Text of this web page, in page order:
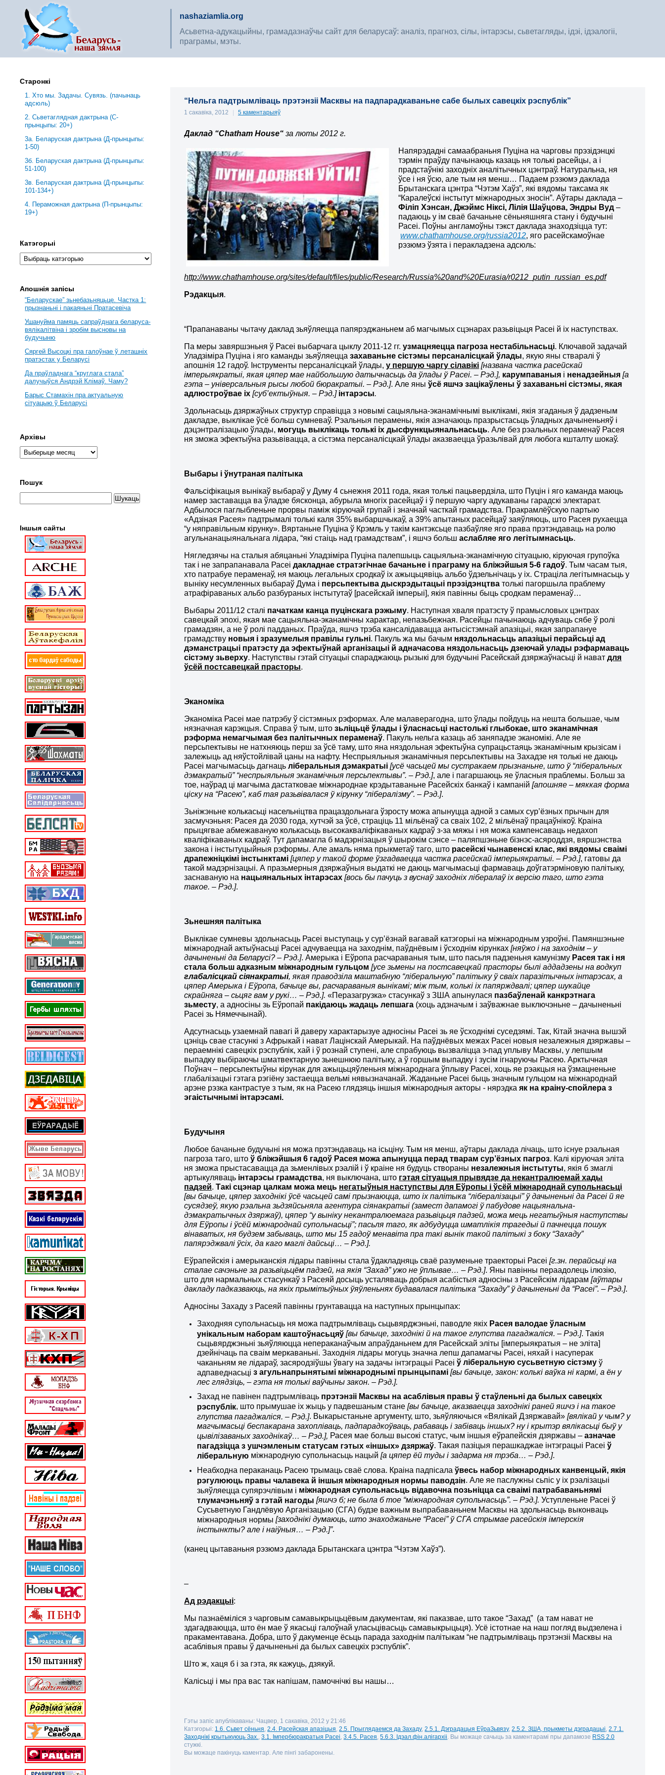
nashaziamlia.org
Асьветна-адукацыйны, грамадазнаўчы сайт для беларусаў: аналіз, прагноз, сілы, інтарэсы, сьветагляды, ідэі, ідэалогіі,
праграмы, мэты.
“Нельга падтрымліваць прэтэнзіі Масквы на падпарадкаваньне сабе былых савецкіх рэспублік”
1 сакавіка, 2012 | 5 каментарыяў
Даклад “Chatham House“ за люты 2012 г.
Напярэдадні самаабраньня Пуціна на чарговы прэзідэнцкі
тэрмін праўду пачынаюць казаць ня толькі расейцы, а і
прадстаўнікі заходніх аналітычных цэнтраў. Натуральна, ня
ўсе і ня ўсю, але тым ня менш… Падаем рэзюмэ даклада
Брытанскага цэнтра “Чэтэм Хаўз”, які вядомы таксама як
“Каралеўскі інстытут міжнародных зносін”. Аўтары даклада –
Філіп Хэнсан, Джэймс Ніксі, Лілія Шаўцова, Эндры Вуд–
падаюць у ім сваё бачаньне сёньняшняга стану і будучыні
Расеі. Поўны англамоўны тэкст даклада знаходзіцца тут:
www.chathamhouse.org/russia2012, яго расейскамоўнае
рэзюмэ ўзята і перакладзена адсюль:
http://www.chathamhouse.org/sites/default/files/public/Research/Russia%20and%20Eurasia/r0212_putin _russian _es.pdf
Рэдакцыя.
“Прапанаваны чытачу даклад зьяўляецца папярэджаньнем аб магчымых сцэнарах разьвіцьця Расеі й іх наступствах.
Па меры завяршэньня ў Расеі выбарчага цыклу 2011-12 гг.узмацняецца пагроза нестабільнасьці. Ключавой задачай
Уладзіміра Пуціна і яго каманды зьяўляеццазахаваньне сістэмы персаналісцкай ўлады, якую яны стваралі ў
апошнія 12 гадоў. Інструменты персаналісцкай ўлады,у першую чаргу сілавікі [названа частка расейскай
імперыякратыі, якая цяпер мае найбольшую датычнасьць да ўлады ў Расеі. – Рэд.], карумпаваныя і ненадзейныя[а
гэта – універсальныя рысы любой бюракратыі. – Рэд.]. Але яныўсё яшчэ зацікаўлены ў захаваньні сістэмы, якая
адлюстроўвае іх[суб’ектыўныя. – Рэд.] інтарэсы.
Здольнасьць дзяржаўных структур справіцца з новымі сацыяльна-эканамічнымі выклікамі, якія згаданыя ў дадзеным
дакладзе, выклікае ўсё больш сумневаў. Рэальныя перамены, якія азначаюць празрыстасьць ўладных дачыненьняў і
дэцэнтралізацыю ўлады, могуць выклікаць толькі іх дысфункцыянальнасьць. Але без рэальных пераменаў Расея
ня зможа эфектыўна разьвівацца, а сістэма персаналісцкай ўлады аказваецца ўразьлівай для любога кшталту шокаў.
Выбары і ўнутраная палітыка
Фальсіфікацыя вынікаў выбараў у Думу 4 сьнежня 2011 года, якая толькі пацьвердзіла, што Пуцін і яго каманда маюць
намер заставацца ва ўладзе бясконца, абурыла многіх расейцаў і ў першую чаргу адукаваны гарадскі электарат.
Адбылося паглыбленьне прорвы паміж кіруючай групай і значнай часткай грамадства. Пракрамлёўскую партыю
«Адзіная Расея» падтрымалі толькі каля 35% выбаршчыкаў, а 39% апытаных расейцаў заяўляюць, што Расея рухаецца
“у няправільным кірунку». Вяртаньне Пуціна ў Крэмль у такім кантэксьце пазбаўляе яго права прэтэндаваць на ролю
агульнанацыянальнага лідара, “які стаіць над грамадствам”, і яшчэ большаслабляе яго легітымнасьць.
Нягледзячы на ​​сталыя абяцаньні Уладзіміра Пуціна палепшыць сацыяльна-эканамічную сітуацыю, кіруючая групоўка
так і не запрапанавала Расеідакладнае стратэгічнае бачаньне і праграму на бліжэйшыя 5-6 гадоў. Тым часам тыя,
хто патрабуе пераменаў, ня маюць легальных сродкаў іх ажыцьцявіць альбо ўдзельнічаць у іх. Страціла легітымнасьць у
выніку несумленных выбараў Дума і персьпектыва дыскрэдытацыі прэзідэнцтва толькі пагоршыла праблему
атрафіраваных альбо разбураных інстытутаў [расейскай імперыі], якія павінны быць сродкам пераменаў…
Выбары 2011/12 сталі пачаткам канца пуцінскага рэжыму. Наступная хваля пратэсту ў прамысловых цэнтрах
савецкай эпохі, якая мае сацыяльна-эканамічны характар, непазьбежная. Расейцы пачынаюць адчуваць сябе ў ролі
грамадзян, а не ў ролі падданых. Праўда, яшчэ трэба кансалідавацца антысістэмнай апазіцыі, якая запрапануе
грамадству новыя і зразумелыя правілы гульні. Пакуль жа мы бачым няздольнасьць апазіцыі перайсьці ад
дэманстрацыі пратэсту да эфектыўнай арганізацыі й адначасова няздольнасьць дзеючай улады рэфармаваць
сістэму зьверху. Наступствы гэтай сітуацыі спараджаюць рызыкі для будучыні Расейскай дзяржаўнасьці й наватдля
ўсёй постсавецкай прасторы.
Эканоміка
Эканоміка Расеі мае патрэбу ў сістэмных рэформах. Але малаверагодна, што ўлады пойдуць на нешта большае, чым
нязначная карэкцыя. Справа ў тым, штозьліцьцё ўлады і ўласнасьці настолькі глыбокае, што эканамічная
рэформа немагчымая без палітычных пераменаў. Пакуль нельга казаць аб заняпадзе эканомікі. Але яе
персьпектывы не натхняюць перш за ўсё таму, што яна няздольная эфектыўна супрацьстаяць эканамічным крызісам і
залежыць ад няўстойлівай цаны на нафту. Неспрыяльныя эканамічныя персьпектывы на Захадзе ня толькі не даюць
Расеі магчымасьць дагнацьліберальныя дэмакратыі [усё часьцей мы сустракаем прызнаньне, што ў “ліберальных
дэмакратый” “неспрыяльныя эканамічныя персьпектывы”. – Рэд.], але і пагаршаюць яе ўласныя праблемы. Больш за
тое, наўрад ці магчыма дастатковае міжнароднае крэдытаваньне Расейскіх банкаў і кампаній[апошняе – мяккая форма
ціску на “Расею”, каб тая разьвівалася ў кірунку “лібералізму”. – Рэд.].
Зьніжэньне колькасьці насельніцтва працаздольнага ўзросту можа апынуцца адной з самых сур’ёзных прычын для
засмучэньня: Расея да 2030 года, хутчэй за ўсё, страціць 11 мільёнаў са сваіх 102, 2 мільёнаў працаўнікоў. Краіна
прыцягвае абмежаваную колькасьць высокакваліфікаваных кадраў з-за мяжы і ня можа кампенсаваць недахоп
кваліфікаваных кадраў. Тут дапамагла б мадэрнізацыя ў шырокім сэнсе – паляпшэньне бізнэс-асяроддзя, вяршэнства
закона і інстытуцыйныя рэформы. Але амаль няма прыкметаў таго, што расейскі чынавенскі клас, які вядомы сваімі
драпежніцкімі інстынктамі [цяпер у такой форме ўзгадваецца частка расейскай імперыякратыі. – Рэд.], гатовы да
такой мадэрнізацыі. А празьмерныя дзяржаўныя выдаткі не даюць магчымасьці фармаваць доўгатэрміновую палітыку,
заснаваную на нацыянальных інтарэсах[вось бы пачуць з вуснаў заходніх лібералаў іх версію таго, што гэта
такое. – Рэд.].
Зьнешняя палітыка
Выклікае сумневы здольнасьць Расеі выступаць у сур’ёзнай вагавай катэгорыі на міжнародным узроўні. Памяншэньне
міжнароднай актыўнасьці Расеі адчуваецца на заходнім, паўднёвым і ўсходнім кірунках[няўжо і на заходнім – у
дачыненьні да Беларусі? – Рэд.]. Амерыка і Еўропа расчараваныя тым, што пасьля падзеньня камунізму Расея так і ня
стала больш адказным міжнародным гульцом [усе зьмены на постсавецкай прасторы былі аддадзены на водкуп
глабалісцкай сіянакратыі, якая праводзіла маштабную “ліберальную” палітыку ў сваіх паразітычных інтарэсах, а
цяпер Амерыка і Еўропа, бачыце вы, расчараваныя вынікамі; між тым, колькі іх папярждвалі; цяпер шукайце
скрайняга – сьцяг вам у рукі… – Рэд.]. «Перазагрузка» стасункаў з ЗША апынулася пазбаўленай канкрэтнага
зьместу, а адносіны зь Еўропай пакідаюць жадаць лепшага (хоць адзначым і заўважнае выключэньне – дачыненьні
Расеі зь Нямеччынай).
Адсутнасьць узаемнай павагі й даверу характарызуе адносіны Расеі зь яе ўсходнімі суседзямі. Так, Кітай значна вышэй
цэніць свае стасункі з Афрыкай і нават Лацінскай Амерыкай. На паўднёвых межах Расеі новыя незалежныя дзяржавы –
пераемнікі савецкіх рэспублік, хай і ў рознай ступені, але спрабуюць вызваліцца з-пад уплыву Масквы, у лепшым
выпадку выбіраючы шматвектарную зьнешнюю палітыку, а ў горшым выпадку і зусім ігнаруючы Расею. Арктычная
Поўнач – персьпектыўны кірунак для ажыцьцяўленьня міжнароднага ўплыву Расеі, хоць яе рэакцыя на ўзмацненьне
глабалізацыі гэтага рэгіёну застаецца вельмі нявызначанай. Жаданьне Расеі быць значным гульцом на міжнароднай
арэне рэзка кантрастуе з тым, як на Расею глядзяць іншыя міжнародныя акторы ​​- нярэдкаяк на краіну-спойлера з
эгаістычнымі інтарэсамі.
Будучыня
Любое бачаньне будучыні ня можа прэтэндаваць на ісьціну. Тым ня менш, аўтары даклада лічаць, што існуе рэальная
пагроза таго, штоў бліжэйшыя 6 гадоў Расея можа апынуцца перад тварам сур’ёзных пагроз. Калі кіруючая эліта
ня зможа прыстасавацца да зьменлівых рэалій і ў краіне ня будуць створаны незалежныя інстытуты, якія б змаглі
артыкуляваць інтарэсы грамадства, ня выключана, што гэтая сітуацыя прывядзе да некантралюемай хады
падзей.Такі сцэнар цалкам можа мець негатыўныя наступствы для Еўропы і ўсёй міжнароднай супольнасьці
[вы бачыце, цяпер заходнікі ўсё часьцей самі прызнаюцца, што іх палітыка “лібералізацыі” ў дачыненьні да Расеі й яе
сусядзеў, якую рэальна зьдзяйсьняла агентура сіянакратыі (замест дапамогі ў пабудове нацыянальна-
дэмакратычных дзяржаў), цяпер “у выніку некантралюемага разьвіцьця падзей, можа мець негатыўныя наступствы
для Еўропы і ўсёй міжнароднай супольнасьці”; пасьля таго, як адбудуцца шматлікія трагедыі й пачнецца пошук
вінаватых, ня будзем забываць, што мы 15 гадоў менавіта пра такі вынік такой палітыкі з боку “Захаду”
папярэджвалі ўсіх, да каго маглі дайсьці… – Рэд.].
Еўрапейскія і амерыканскія лідары павінны стала ўдакладняць сваё разуменьне траекторыі Расеі[г.зн. перайсьці на
сталае сачэньне за разьвіцьцём падзей, на якія “Захад” ужо не ўплывае… – Рэд.]. Яны павінны пераадолець ілюзію,
што для нармальных стасункаў з Расеяй досыць усталяваць добрыя асабістыя адносіны з Расейскім лідарам[аўтары
дакладу падказваюць, на якіх прымітыўных ўяўленьнях будавалася палітыка “Захаду” ў дачыненьні да “Расеі”. – Рэд.].
Адносіны Захаду з Расеяй павінны грунтавацца на наступных прынцыпах:
Заходняя супольнасьць ня можа падтрымліваць сьцьвярджэньні, паводле якіх Расея валодае ўласным
унікальным наборам каштоўнасьцяў [вы бачыце, заходнікі й на такое глупства пагаджаліся. – Рэд.]. Такія
сьцьвярджэньні зьяўляюцца непераканаўчым апраўданьнем для Расейскай эліты [імперыякратыя – не эліта]
дзейнічаць па сваім меркаваньні. Заходнія лідары могуць значна лепш дапамагчы Расеі, няхай і насуперак
чаканьням яе лідараў, засяродзіўшы ўвагу на задачы інтэграцыі Расеіў ліберальную сусьветную сістэму ў
адпаведнасьціз агульнапрынятымі міжнароднымі прынцыпамі [вы бачыце, закон: колькі ваўка ні кармі, а ён у
лес глядзіць, – гэта ня толькі ваўчыны закон. – Рэд.].
Захад не павінен падтрымліваць прэтэнзіі Масквы на асаблівыя правы ў стаўленьні да былых савецкіх
рэспублік, што прымушае іх жыць у падвешаным стане[вы бачыце, аказваецца заходнікі раней яшчэ і на такое
глупства пагаджаліся. – Рэд.]. Выкарыстаньне аргументу, што, зьяўляючыся «Вялікай Дзяржавай» [вялікай у чым? у
магчымасьці беспакарана захопліваць, падпарадкоўваць, рабаваць і забіваць іншых? ну і крытэр вялікасьці быў у
цывілізаваных заходнікаў… – Рэд.], Расея мае больш высокі статус, чым іншыя еўрапейскія дзяржавы –азначае
пагадзіцца з ушчэмленым статусам гэтых «іншых» дзяржаў. Такая пазіцыя перашкаджае інтэграцыі Расеіў
ліберальную міжнародную супольнасьць нацый[а цяпер ёй туды і задарма ня трэба… – Рэд.].
Неабходна пераканаць Расею трымаць сваё слова. Краіна падпісалаўвесь набор міжнародных канвенцый, якія
рэгулююць правы чалавека й іншыя міжнародныя нормы паводзін. Але яе паслужны сьпіс у іх рэалізацыі
зьяўляецца супярэчлівым і міжнародная супольнасьць відавочна позьніцца са сваімі патрабаваньнямі
тлумачэньняў з гэтай нагоды [яшчэ б; не была б тое “міжнародная супольнасьць”. – Рэд.]. Уступленьне Расеі ў
Сусьветную Гандлёвую Арганізацыю (СГА) будзе важным выпрабаваньнем Масквы на здольнасьць выконваць
міжнародныя нормы[заходнікі думаюць, што знаходжаньне “Расеі” ў СГА стрымае расейскія імперскія
інстынкты? але і наіўныя… – Рэд.]”.
(канец цытаваньня рэзюмэ даклада Брытанскага цэнтра “Чэтэм Хаўз”).
–
Ад рэдакцыі:
Мы пазнаёміліся з чарговым самавыкрыцьцёвым дакументам, які паказвае, што такое “Захад” (а там нават не
здагадваюцца, што ён мае ў якасьці галоўнай уласьцівасьць самавыкрыцьця). Усё істотнае на наш погляд выдзелена і
пракаментавана. Добра, што ў дакуменце ёсьць парада заходнім палітыкам “не падтрымліваць прэтэнзіі Масквы на
асаблівыя правы ў дачыненьні да былых савецкіх рэспублік”.
Што ж, хаця б і за гэта, як кажуць, дзякуй.
Калісьці і мы пра вас так напішам, памочнічкі вы нашы…
Гэты запіс апублікаваны: Чацвер, 1 сакавіка, 2012 у 21:46
Катэгорыі: 1.6. Сьвет сёньня ,2.4. Расейская апазіцыя ,2.5. Прыглядаемся да Захаду,2.5.1. Дэградацыя ЕўраЗьвязу,2.5.2. ЗША, прыкметы дэградацыі ,2.7.1.
Заходнікі крытыкуюць Зах.
,3.1. Імпербюракратыя Расеі ,3.4.5. Расея ,5.6.3. Ідэал.фін.алігархіі . Вы можаце сачыць за каментарамі пры дапамозе RSS 2.0
стужкі.
Вы можаце пакінуць каментар. Але пінгі забаронены.
Старонкі
1. Хто мы. Задачы. Сувязь. (пачынаць
адсюль)
2. Сьветаглядная дактрына (С-
прынцыпы: 20+)
3a. Беларуская дактрына (Д-прынцыпы:
1-50)
3б. Беларуская дактрына (Д-прынцыпы:
51-100)
3в. Беларуская дактрына (Д-прынцыпы:
101-134+)
4. Пераможная дактрына (П-прынцыпы:
19+)
Катэгорыі
Апошнія запісы
“Беларускае” зьнебазьняцьце. Частка 1:
прызнаньні і пакаяньні Пратасевіча
Ушануйма памяць сапраўднага беларуса-
вялікалітвіна і зробім высновы на
будучыню
Сяргей Высоцкі пра галоўнае ў леташніх
пратэстах у Беларусі
Да праўладнага “круглага стала”
далучыўся Андрэй Клімаў. Чаму?
Барыс Стамахін пра актуальную
сітуацыю ў Беларусі
Архівы
Пошук
Іншыя сайты